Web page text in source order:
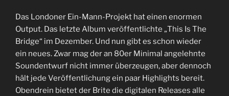
Das Londoner Ein-Mann-Projekt hat einen enormen
Output. Das letzte Album veröffentlichte „This Is The
Bridge“ im Dezember. Und nun gibt es schon wieder
ein neues. Zwar mag der an 80er Minimal angelehnte
Soundentwurf nicht immer überzeugen, aber dennoch
hält jede Veröffentlichung ein paar Highlights bereit.
Obendrein bietet der Brite die digitalen Releases alle